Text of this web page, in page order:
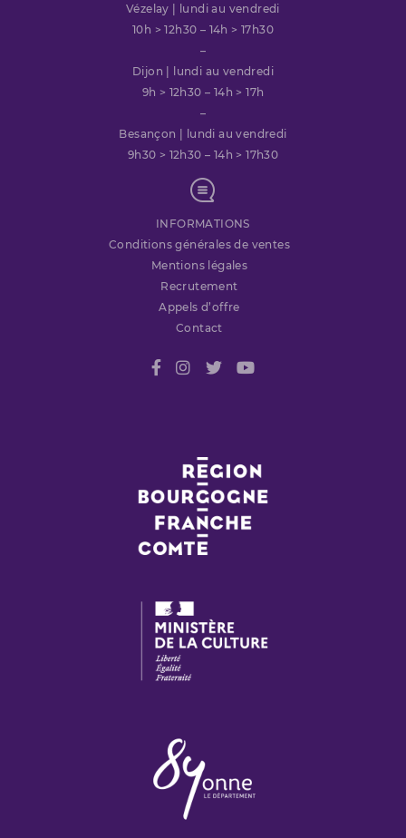
Vézelay | lundi au vendredi
10h > 12h30 – 14h > 17h30
–
Dijon | lundi au vendredi
9h > 12h30 – 14h > 17h
–
Besançon | lundi au vendredi
9h30 > 12h30 – 14h > 17h30
INFORMATIONS
Conditions générales de ventes
Mentions légales
Recrutement
Appels d’offre
Contact